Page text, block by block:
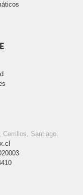
Santiago.